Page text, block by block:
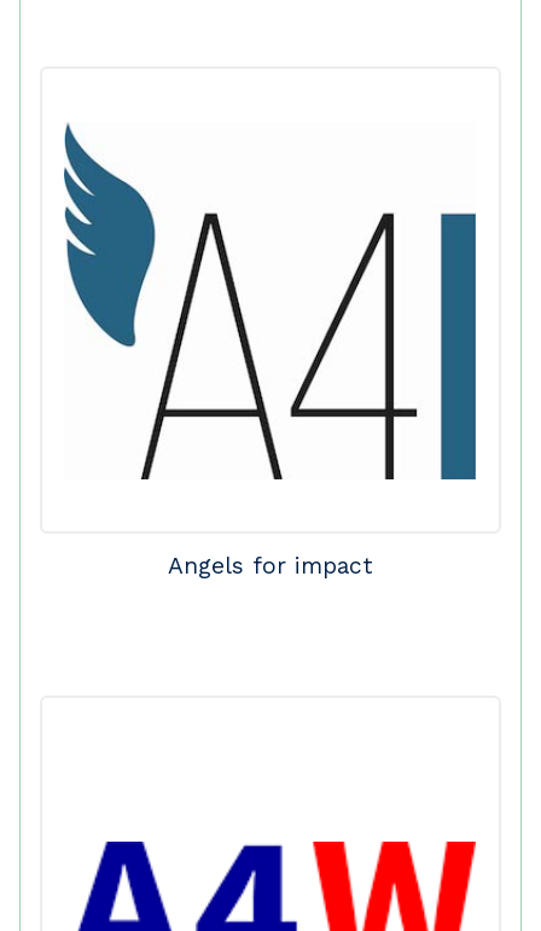
Angels for impact